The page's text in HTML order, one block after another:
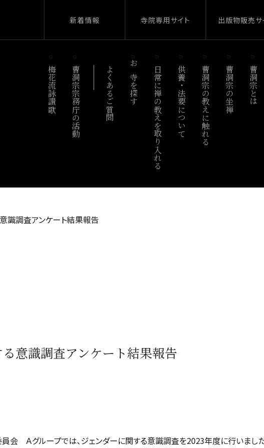
新着情報 寺院専用サイト 出版物販売サ
梅花流詠讃歌 曹洞宗宗務庁の活動 よくあるご質問 お寺を探す 日常に禅の教えを取り入れる 供養・法要について 曹洞宗の教えに触れる 曹洞宗の坐禅 曹洞宗とは
識調査アンケート結果報告
意識調査アンケート結果報告
Ａグループでは、ジェンダーに関する意識調査を2023年度に行いました